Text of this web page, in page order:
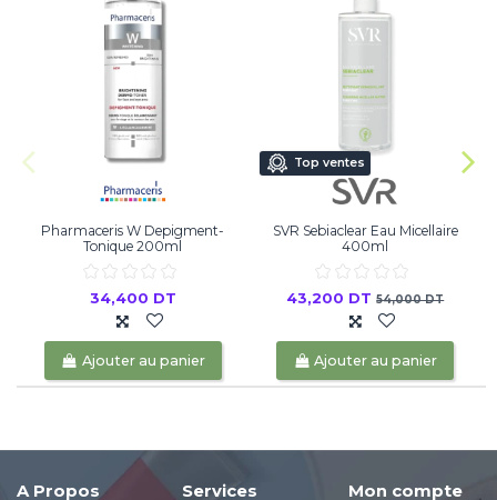
Pharmaceris W Depigment-
Tonique 200ml
34,400 DT
Ajouter au panier
Top ventes
SVR Sebiaclear Eau Micellaire
400ml
43,200 DT54,000 DT
Ajouter au panier
A Propos Services Mon compte